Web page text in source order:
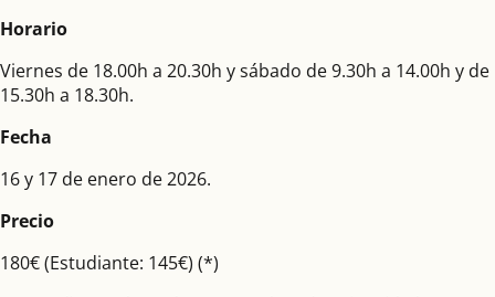
Horario
Viernes de 18.00h a 20.30h y sábado de 9.30h a 14.00h y de
15.30h a 18.30h.
Fecha
16 y 17 de enero de 2026.
Precio
180€ (Estudiante: 145€) (*)